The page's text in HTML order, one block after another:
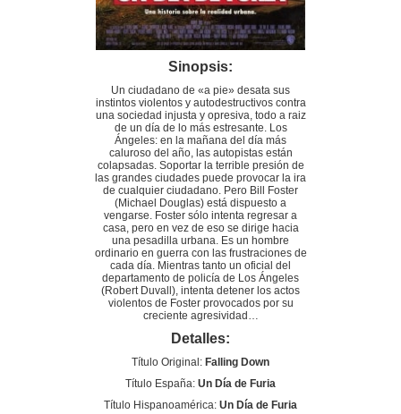
Sinopsis:
Un ciudadano de «a pie» desata sus
instintos violentos y autodestructivos contra
una sociedad injusta y opresiva, todo a raiz
de un día de lo más estresante. Los
Ángeles: en la mañana del día más
caluroso del año, las autopistas están
colapsadas. Soportar la terrible presión de
las grandes ciudades puede provocar la ira
de cualquier ciudadano. Pero Bill Foster
(Michael Douglas) está dispuesto a
vengarse. Foster sólo intenta regresar a
casa, pero en vez de eso se dirige hacia
una pesadilla urbana. Es un hombre
ordinario en guerra con las frustraciones de
cada día. Mientras tanto un oficial del
departamento de policía de Los Ángeles
(Robert Duvall), intenta detener los actos
violentos de Foster provocados por su
creciente agresividad…
Detalles:
Título Original: Falling Down
Título España: Un Día de Furia
Título Hispanoamérica: Un Día de Furia